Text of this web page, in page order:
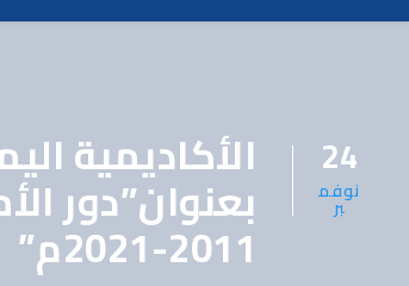
24
نوفم
بر
الأكاديمية
بعنوان”دور
2011-2021م”